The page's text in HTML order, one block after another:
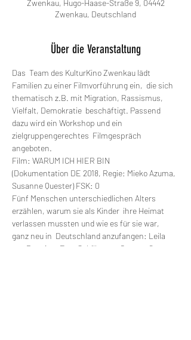
Zwenkau, Hugo-Haase-Straße 9, 04442
Zwenkau, Deutschland
Über die Veranstaltung
Das  Team des KulturKino Zwenkau lädt
Familien zu einer Filmvorführung ein,  die sich
thematisch z.B. mit Migration, Rassismus,
Vielfalt, Demokratie  beschäftigt. Passend
dazu wird ein Workshop und ein
zielgruppengerechtes  Filmgespräch
angeboten.
Film: WARUM ICH HIER BIN
(Dokumentation DE 2018, Regie: Mieko Azuma,
Susanne Quester) FSK: 0
Fünf Menschen unterschiedlichen Alters
erzählen, warum sie als Kinder  ihre Heimat
verlassen mussten und wie es für sie war,
ganz neu in  Deutschland anzufangen: Leila
aus Bosnien, Frau Schiller aus Ostpreußen,